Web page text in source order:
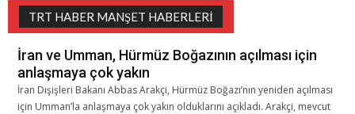
TRT HABER MANŞET HABERLERI
İran ve Umman, Hürmüz Boğazının açılması için
anlaşmaya çok yakın
İran Dışişleri Bakanı Abbas Arakçi, Hürmüz Boğazı’nın yeniden açılması
için Umman’la anlaşmaya çok yakın olduklarını açıkladı. Arakçi, mevcut